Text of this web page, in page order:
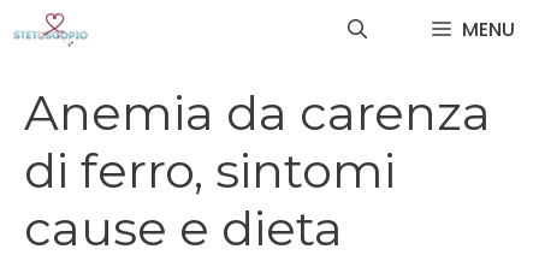
MENU
Anemia da carenza
di ferro, sintomi
cause e dieta